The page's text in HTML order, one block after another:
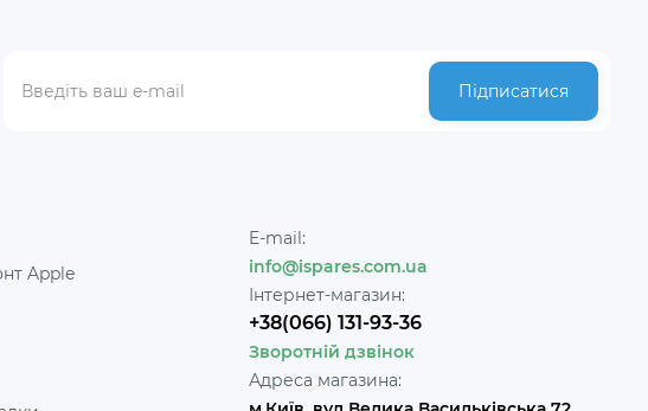
Підписатися
Apple
E-mail:
info@ispares.com.ua
Інтернет-магазин:
+38(066) 131-93-36
Зворотній дзвінок
Адреса магазина: